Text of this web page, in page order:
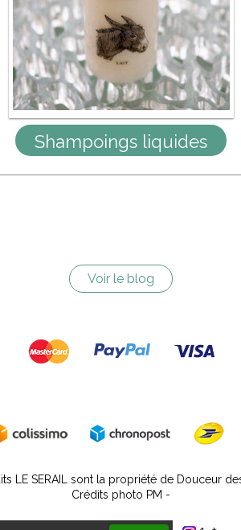
Shampoings liquides
Voir le blog
LE SERAIL sont la propriété de Douceur
Crédits photo PM -